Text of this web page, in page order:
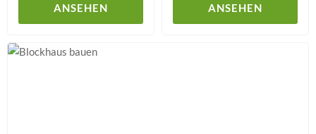
ANSEHEN
ANSEHEN